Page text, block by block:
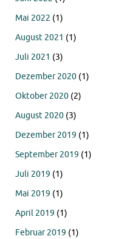
Mai 2022 (1)
August 2021 (1)
Juli 2021 (3)
Dezember 2020 (1)
Oktober 2020 (2)
August 2020 (3)
Dezember 2019 (1)
September 2019 (1)
Juli 2019 (1)
Mai 2019 (1)
April 2019 (1)
Februar 2019 (1)